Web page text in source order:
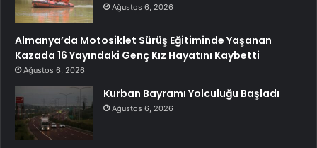
Ağustos 6, 2026
Almanya’da Motosiklet Sürüş Eğitiminde Yaşanan
Kazada 16 Yayındaki Genç Kız Hayatını Kaybetti
Ağustos 6, 2026
Kurban Bayramı Yolculuğu Başladı
Ağustos 6, 2026